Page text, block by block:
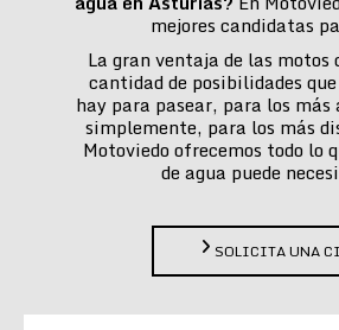
mejores candidatas
La gran ventaja de las motos
cantidad de posibilidades
hay para pasear, para los más
simplemente, para los más
Motoviedo ofrecemos todo lo
de agua puede
SOLICITA UNA